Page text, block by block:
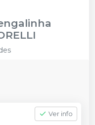
Ver info